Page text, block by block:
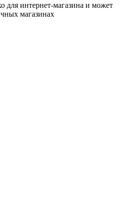
для интернет-магазина и может
магазинах